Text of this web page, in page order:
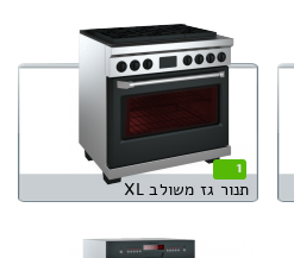
1
תנור גז משולב XL